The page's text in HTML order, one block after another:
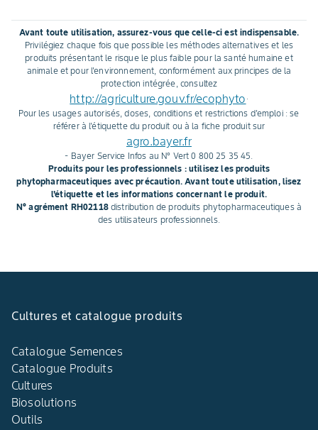
Avant toute utilisation, assurez-vous que celle-ci est indispensable.
Privilégiez chaque fois que possible les méthodes alternatives et les
produits présentant le risque le plus faible pour la santé humaine et
animale et pour l'environnement, conformément aux principes de la
protection intégrée, consultez
http://agriculture.gouv.fr/ecophyto .
Pour les usages autorisés, doses, conditions et restrictions d'emploi : se
référer à l'étiquette du produit ou à la fiche produit sur
agro.bayer.fr
- Bayer Service Infos au N° Vert 0 800 25 35 45.
Produits pour les professionnels : utilisez les produits
phytopharmaceutiques avec précaution. Avant toute utilisation, lisez
l'étiquette et les informations concernant le produit.
N° agrément RH02118distribution de produits phytopharmaceutiques à
des utilisateurs professionnels.
Cultures et catalogue produits
Catalogue Semences
Catalogue Produits
Cultures
Biosolutions
Outils